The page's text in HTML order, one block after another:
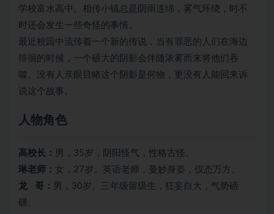
学校富水高中。相传小镇总是阴雨连绵，雾气环绕，时不
时还会发生一些奇怪的事情。
最近校园中流传着一个新的传说，当有罪恶的人们在海边
徘徊的时候，一个硕大的阴影会伴随浓雾而来将他们吞
噬。没有人亲眼目睹这个阴影是何物，更没有人能回来诉
说这个故事。
人物角色
高校长： 男，35岁，阴阳怪气，性格古怪。
琳老师： 女，27岁。英语老师，曼妙身姿，仪态万方。
龙 哥： 男，30岁。三年级留级生，狂妄自大，气势磅
礴。